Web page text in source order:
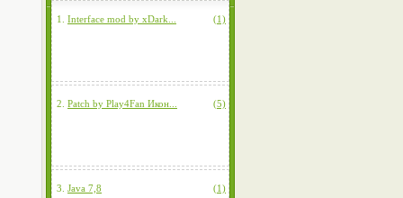
1. Interface mod by xDark... (1)
2. Patch by Play4Fan Икон... (5)
3. Java 7,8 (1)